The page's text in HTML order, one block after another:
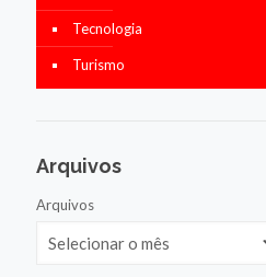
Tecnologia
Turismo
Arquivos
Arquivos